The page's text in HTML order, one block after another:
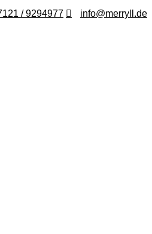
/ 9294977 info@merryll.de